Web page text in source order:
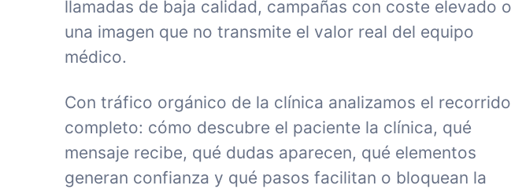
llamadas de baja calidad, campañas con coste elevado o
una imagen que no transmite el valor real del equipo
médico.
Con tráfico orgánico de la clínica analizamos el recorrido
completo: cómo descubre el paciente la clínica, qué
mensaje recibe, qué dudas aparecen, qué elementos
generan confianza y qué pasos facilitan o bloquean la